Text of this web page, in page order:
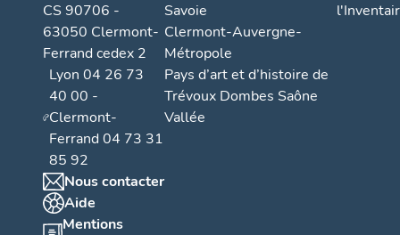
CS 90706 -
63050 Clermont-
Ferrand cedex 2
Lyon 04 26 73
40 00 -
Clermont-
Ferrand 04 73 31
85 92
Nous contacter
Aide
Mentions
Savoie
Clermont-Auvergne-
Métropole
Pays d’art et d’histoire de
Trévoux Dombes Saône
Vallée